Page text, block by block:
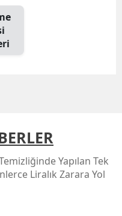
Yapılan Tek
Liralık Zarara Yol